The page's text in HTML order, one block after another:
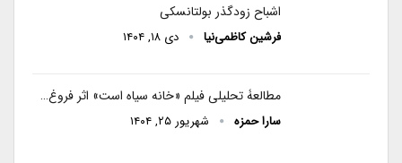
اشباح زودگذر بولتانسکی
فرشین کاظمی‌نیا دی ۱۸, ۱۴۰۴
مطالعۀ تحلیلی فیلم «خانه سیاه است» اثر فروغ…
سارا حمزه شهریور ۲۵, ۱۴۰۴